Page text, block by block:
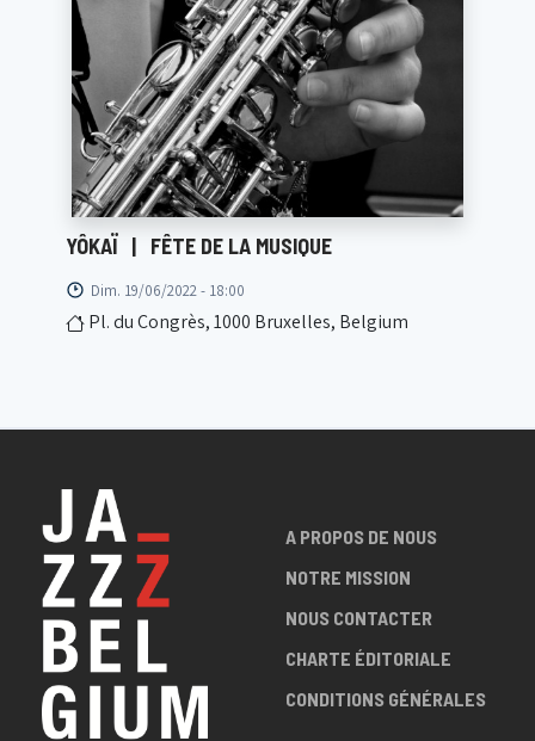
YÔKAÏ | FÊTE DE LA MUSIQUE
Dim. 19/06/2022 - 18:00
Pl. du Congrès, 1000 Bruxelles, Belgium
A PROPOS DE NOUS
NOTRE MISSION
NOUS CONTACTER
CHARTE ÉDITORIALE
CONDITIONS GÉNÉRALES